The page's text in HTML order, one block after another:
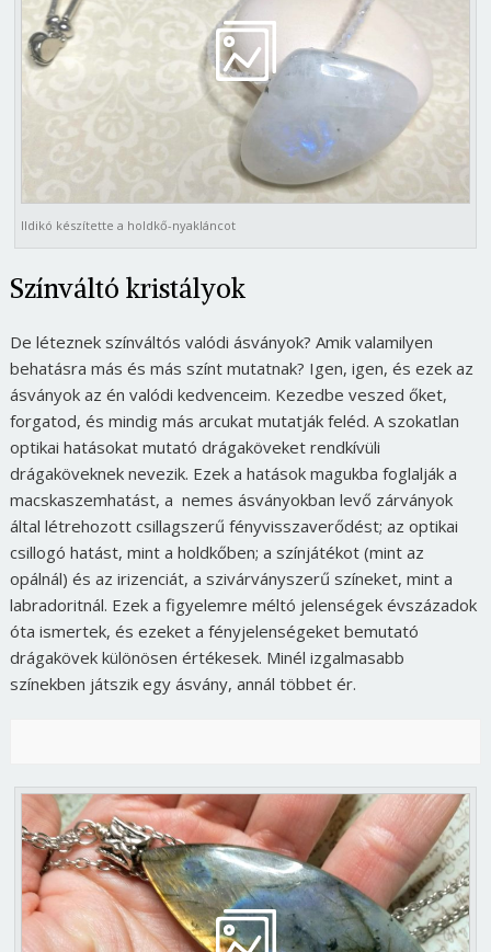
Ildikó készítette a holdkő-nyakláncot
Színváltó kristályok
De léteznek színváltós valódi ásványok? Amik valamilyen
behatásra más és más színt mutatnak? Igen, igen, és ezek az
ásványok az én valódi kedvenceim. Kezedbe veszed őket,
forgatod, és mindig más arcukat mutatják feléd. A szokatlan
optikai hatásokat mutató drágaköveket rendkívüli
drágaköveknek nevezik. Ezek a hatások magukba foglalják a
macskaszemhatást, a nemes ásványokban levő zárványok
által létrehozott csillagszerű fényvisszaverődést; az optikai
csillogó hatást, mint a holdkőben; a színjátékot (mint az
opálnál) és az irizenciát, a szivárványszerű színeket, mint a
labradoritnál. Ezek a figyelemre méltó jelenségek évszázadok
óta ismertek, és ezeket a fényjelenségeket bemutató
drágakövek különösen értékesek. Minél izgalmasabb
színekben játszik egy ásvány, annál többet ér.